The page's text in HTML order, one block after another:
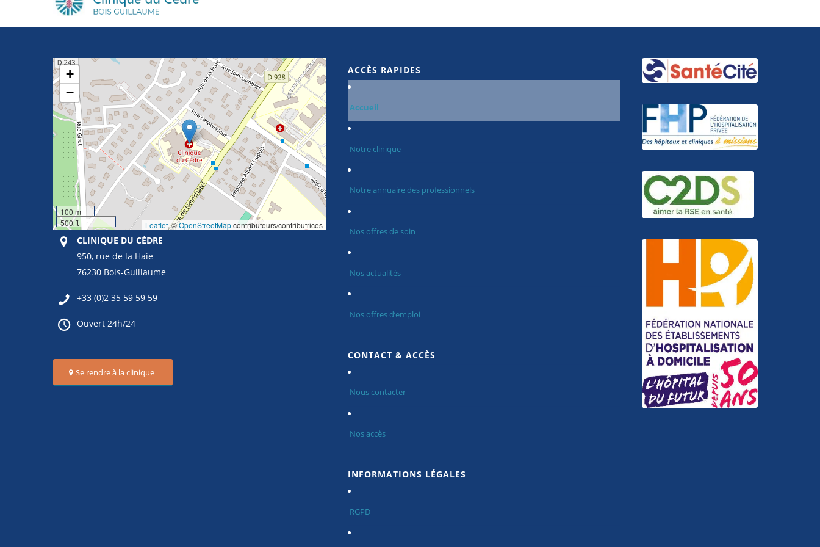
+
−
100 m
500 ft
Leaflet, ©OpenStreetMapcontributeurs/contributrices
CLINIQUE DU CÈDRE
950, rue de la Haie
76230 Bois-Guillaume
+33 (0)2 35 59 59 59
Ouvert 24h/24
Se rendre à la clinique
ACCÈS RAPIDES
Accueil
Notre clinique
Notre annuaire des professionnels
Nos offres de soin
Nos actualités
Nos offres d’emploi
CONTACT & ACCÈS
Nous contacter
Nos accès
INFORMATIONS LÉGALES
RGPD